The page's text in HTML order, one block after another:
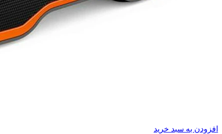
افزودن به سبد خرید